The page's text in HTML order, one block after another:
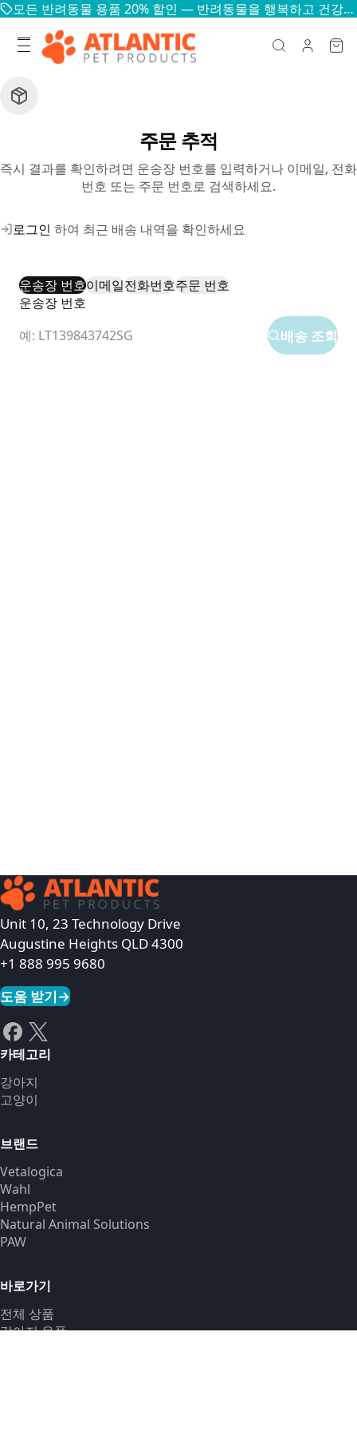
모든 반려동물 용품 20% 할인 — 반려동물을 행복하고 건강하게
주문 추적
즉시 결과를 확인하려면 운송장 번호를 입력하거나 이메일, 전화
번호 또는 주문 번호로 검색하세요.
로그인 하여 최근 배송 내역을 확인하세요
운송장 번호이메일전화번호주문 번호
운송장 번호
배송 조회
Unit 10, 23 Technology Drive
Augustine Heights QLD 4300
+1 888 995 9680
도움 받기→
카테고리
강아지
고양이
브랜드
Vetalogica
Wahl
HempPet
Natural Animal Solutions
PAW
바로가기
전체 상품
강아지 용품